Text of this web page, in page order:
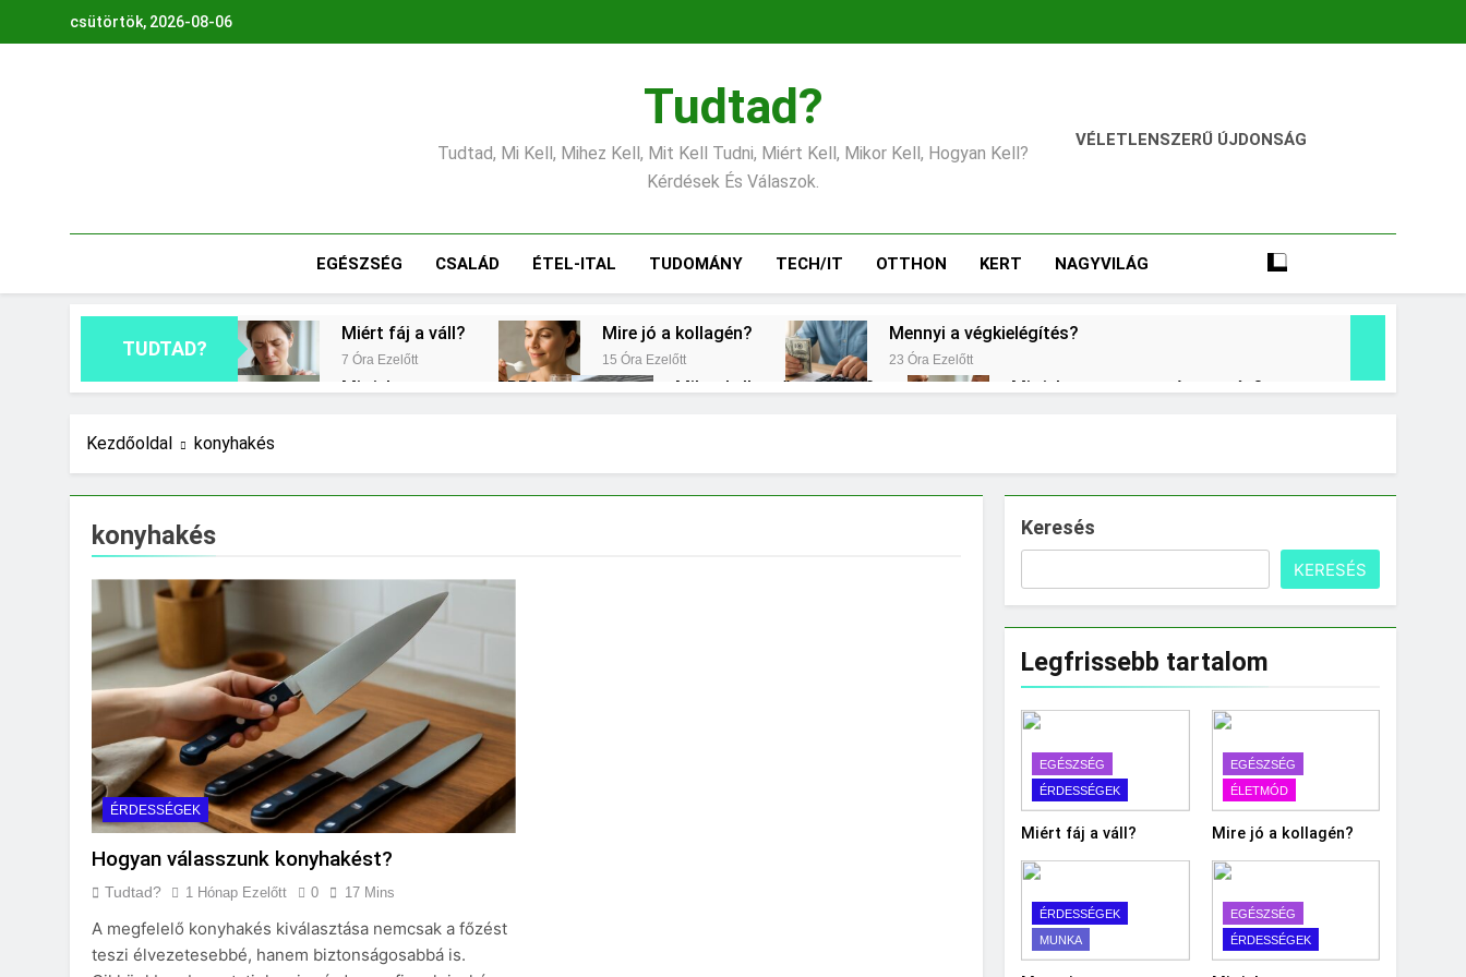
csütörtök, 2026-08-06
Tudtad?
Tudtad, Mi Kell, Mihez Kell, Mit Kell Tudni, Miért Kell, Mikor Kell, Hogyan Kell?
Kérdések És Válaszok.
VÉLETLENSZERŰ ÚJDONSÁG
EGÉSZSÉG CSALÁD ÉTEL-ITAL TUDOMÁNY TECH/IT OTTHON KERT NAGYVILÁG
TUDTAD?
Miért fáj a váll?
7 Óra Ezelőtt
Mire jó a kollagén?
15 Óra Ezelőtt
Mennyi a végkielégítés?
23 Óra Ezelőtt
Mit jelent a magas CRP? Mikor kell tetőt cserélni? Mit jelent a magas vérnyomás?
Mi kell az eredetiségvizsgálathoz? Mit hány fokon kell mosni?
Kezdőoldal konyhakés
konyhakés
ÉRDESSÉGEK
Hogyan válasszunk konyhakést?
Tudtad? 1 Hónap Ezelőtt 0 17 Mins
A megfelelő konyhakés kiválasztása nemcsak a főzést
teszi élvezetesebbé, hanem biztonságosabbá is.
Keresés
KERESÉS
Legfrissebb tartalom
EGÉSZSÉG
ÉRDESSÉGEK
Miért fáj a váll?
EGÉSZSÉG
ÉLETMÓD
Mire jó a kollagén?
ÉRDESSÉGEK
MUNKA
EGÉSZSÉG
ÉRDESSÉGEK